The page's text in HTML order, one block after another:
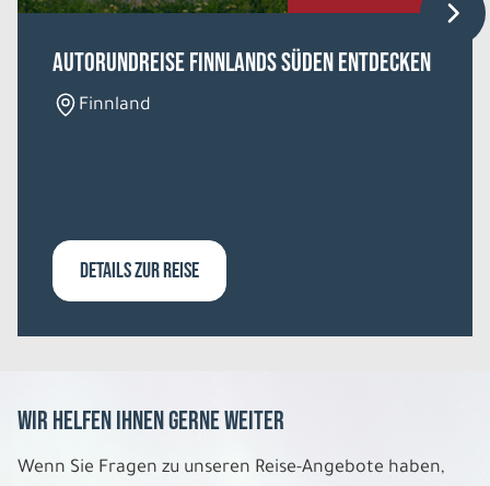
Belegung: 2
P.P. AB1.269 €
REISE VERBINDLICH ANFRAGEN
Di. 01.12. - So. 06.12.2026
Schneeabenteuer in Ylläs Lapland Hotel
REISE VERBINDLICH ANFRAGEN
Autorundreise Finnlands Süden entdecken
Finnland
DETAILS ZUR REISE
Wir helfen Ihnen gerne weiter
Wenn Sie Fragen zu unseren Reise-Angebote haben,